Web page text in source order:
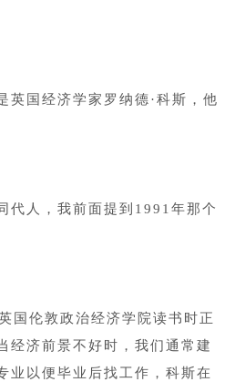
英国经济学家罗纳德·科斯，他
代人，我前面提到1991年那个
国伦敦政治经济学院读书时正
经济前景不好时，我们通常建
业以便毕业后找工作，科斯在